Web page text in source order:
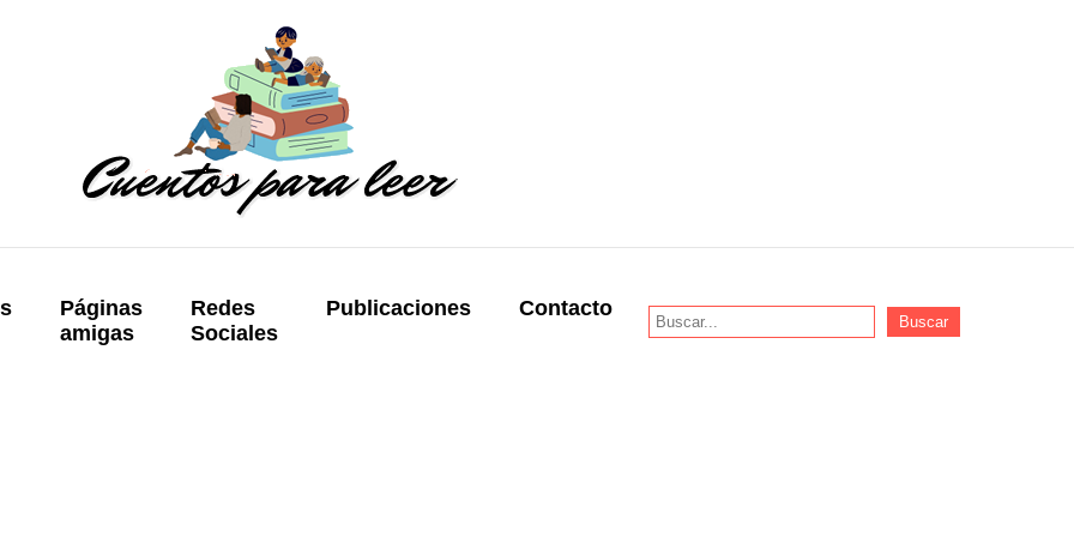
Páginas
amigas
Redes
Sociales
Publicaciones Contacto
Buscar